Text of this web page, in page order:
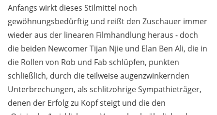
Anfangs wirkt dieses Stilmittel noch
gewöhnungsbedürftig und reißt den Zuschauer immer
wieder aus der linearen Filmhandlung heraus - doch
die beiden Newcomer Tijan Njie und Elan Ben Ali, die in
die Rollen von Rob und Fab schlüpfen, punkten
schließlich, durch die teilweise augenzwinkernden
Unterbrechungen, als schlitzohrige Sympathieträger,
denen der Erfolg zu Kopf steigt und die den